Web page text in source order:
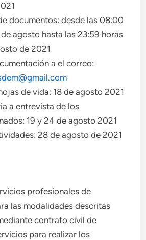
documentos: desde las 08:00
de agosto hasta las 23:59 horas
de 2021
a el correo:
de vida: 18 de agosto 2021
a entrevista de los
19 y 24 de agosto 2021
28 de agosto de 2021
profesionales de
las modalidades descritas
contrato civil de
para realizar los